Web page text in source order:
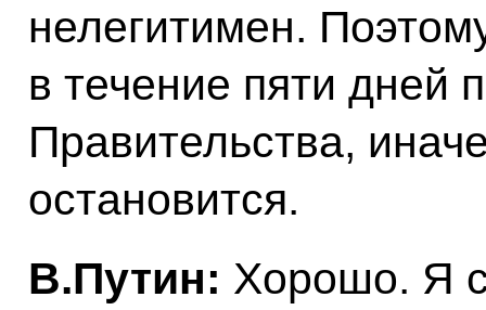
нелегитимен.
в течение пяти дней
Правительства,
остановится.
В.Путин: Хорошо. Я